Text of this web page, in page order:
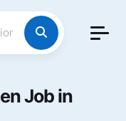
Job in